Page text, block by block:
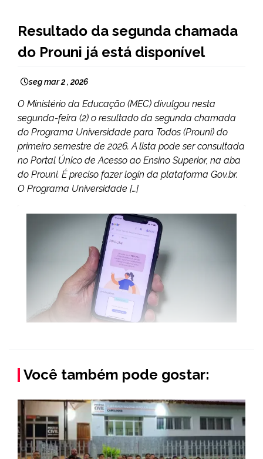
NOTÍCIAS
Resultado da segunda chamada
do Prouni já está disponível
seg mar 2 , 2026
O Ministério da Educação (MEC) divulgou nesta
segunda-feira (2) o resultado da segunda chamada
do Programa Universidade para Todos (Prouni) do
primeiro semestre de 2026. A lista pode ser consultada
no Portal Único de Acesso ao Ensino Superior, na aba
do Prouni. É preciso fazer login da plataforma Gov.br.
O Programa Universidade […]
Você também pode gostar: